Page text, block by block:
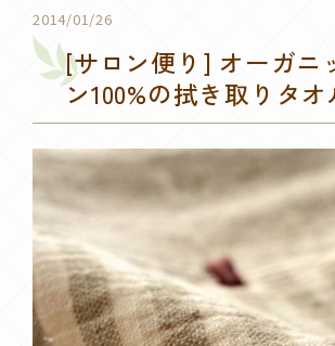
2014/01/26
[サロン便り] オーガニ
ン100%の拭き取りタオ